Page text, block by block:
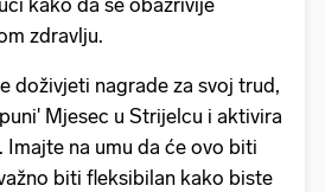
kako da se obazrivije
zdravlju.
doživjeti nagrade za svoj trud,
Mjesec u Strijelcu i aktivira
Imajte na umu da će ovo biti
biti fleksibilan kako biste